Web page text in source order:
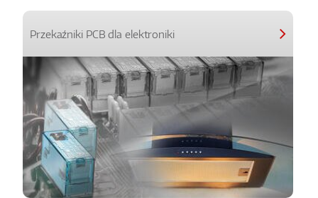
Przekaźniki PCB dla elektroniki